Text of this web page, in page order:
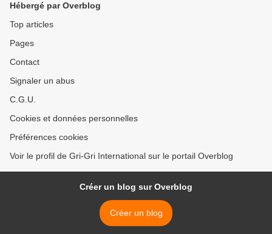
Hébergé par Overblog
Top articles
Pages
Contact
Signaler un abus
C.G.U.
Cookies et données personnelles
Préférences cookies
Voir le profil de Gri-Gri International sur le portail Overblog
Créer un blog sur Overblog
Créer un blog